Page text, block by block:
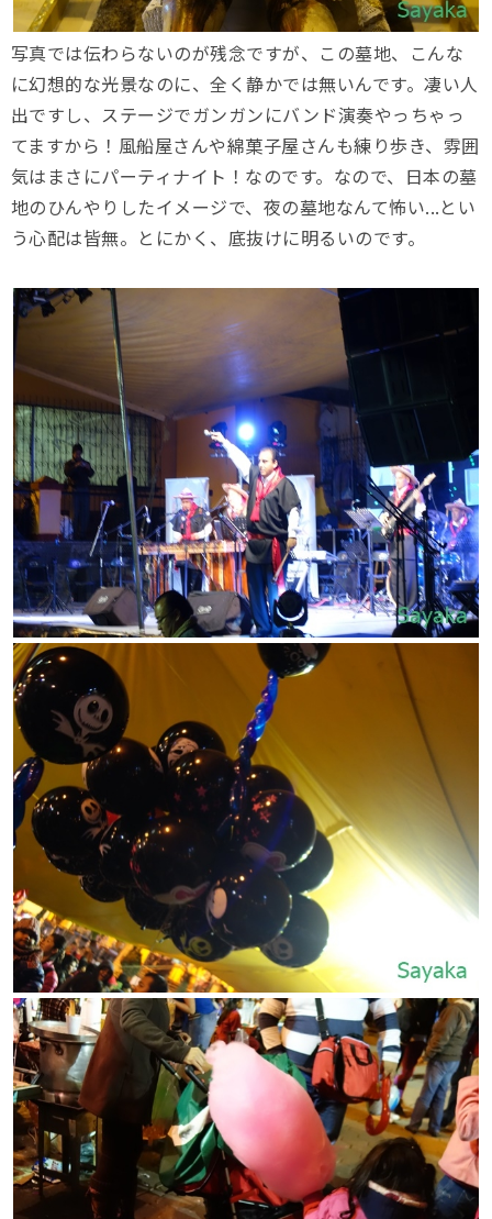
写真では伝わらないのが残念ですが、この墓地、こんな
に幻想的な光景なのに、全く静かでは無いんです。凄い人
出ですし、ステージでガンガンにバンド演奏やっちゃっ
てますから！風船屋さんや綿菓子屋さんも練り歩き、雰囲
気はまさにパーティナイト！なのです。なので、日本の墓
地のひんやりしたイメージで、夜の墓地なんて怖い...とい
う心配は皆無。とにかく、底抜けに明るいのです。